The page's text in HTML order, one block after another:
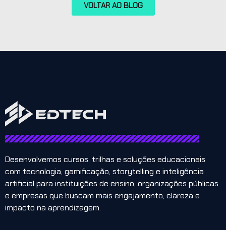
VOLTAR AO BLOG
Desenvolvemos cursos, trilhas e soluções educacionais
com tecnologia, gamificação, storytelling e inteligência
artificial para instituições de ensino, organizações públicas
e empresas que buscam mais engajamento, clareza e
impacto na aprendizagem.